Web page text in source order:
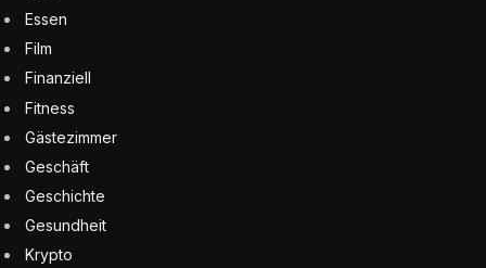
Essen
Film
Finanziell
Fitness
Gästezimmer
Geschäft
Geschichte
Gesundheit
Krypto